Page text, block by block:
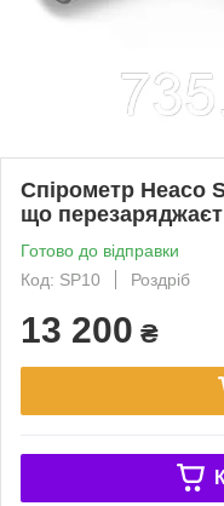
Спірометр Heaco
що
Готово до відправки
Код: SP10
Роздріб
13 200 ₴